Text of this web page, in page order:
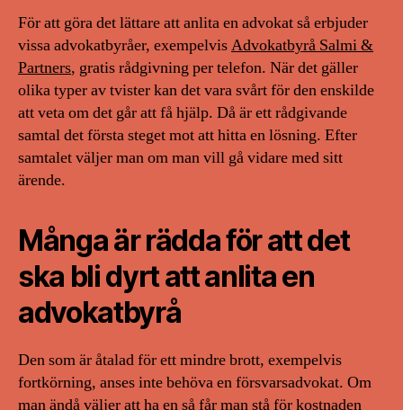
För att göra det lättare att anlita en advokat så erbjuder
vissa advokatbyråer, exempelvisAdvokatbyrå Salmi &
Partners, gratis rådgivning per telefon. När det gäller
olika typer av tvister kan det vara svårt för den enskilde
att veta om det går att få hjälp. Då är ett rådgivande
samtal det första steget mot att hitta en lösning. Efter
samtalet väljer man om man vill gå vidare med sitt
ärende.
Många är rädda för att det
ska bli dyrt att anlita en
advokatbyrå
Den som är åtalad för ett mindre brott, exempelvis
fortkörning, anses inte behöva en försvarsadvokat. Om
man ändå väljer att ha en så får man stå för kostnaden